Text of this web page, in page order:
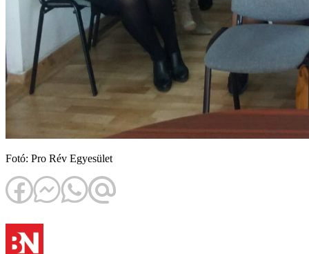
Fotó: Pro Rév Egyesület